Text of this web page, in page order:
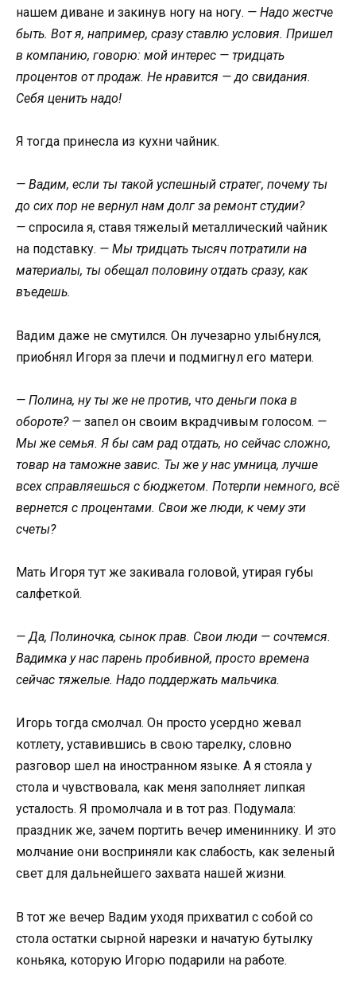
нашем диване и закинув ногу на ногу. — Надо жестче
быть. Вот я, например, сразу ставлю условия. Пришел
в компанию, говорю: мой интерес — тридцать
процентов от продаж. Не нравится — до свидания.
Себя ценить надо!
Я тогда принесла из кухни чайник.
— Вадим, если ты такой успешный стратег, почему ты
до сих пор не вернул нам долг за ремонт студии?
— спросила я, ставя тяжелый металлический чайник
на подставку. — Мы тридцать тысяч потратили на
материалы, ты обещал половину отдать сразу, как
въедешь.
Вадим даже не смутился. Он лучезарно улыбнулся,
приобнял Игоря за плечи и подмигнул его матери.
— Полина, ну ты же не против, что деньги пока в
обороте? — запел он своим вкрадчивым голосом. —
Мы же семья. Я бы сам рад отдать, но сейчас сложно,
товар на таможне завис. Ты же у нас умница, лучше
всех справляешься с бюджетом. Потерпи немного, всё
вернется с процентами. Свои же люди, к чему эти
счеты?
Мать Игоря тут же закивала головой, утирая губы
салфеткой.
— Да, Полиночка, сынок прав. Свои люди — сочтемся.
Вадимка у нас парень пробивной, просто времена
сейчас тяжелые. Надо поддержать мальчика.
Игорь тогда смолчал. Он просто усердно жевал
котлету, уставившись в свою тарелку, словно
разговор шел на иностранном языке. А я стояла у
стола и чувствовала, как меня заполняет липкая
усталость. Я промолчала и в тот раз. Подумала:
праздник же, зачем портить вечер имениннику. И это
молчание они восприняли как слабость, как зеленый
свет для дальнейшего захвата нашей жизни.
В тот же вечер Вадим уходя прихватил с собой со
стола остатки сырной нарезки и начатую бутылку
коньяка, которую Игорю подарили на работе.